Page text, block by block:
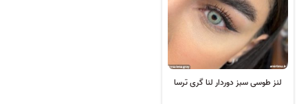
لنز طوسی سبز دوردار لنا گری ترسا